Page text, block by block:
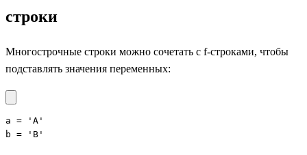
строки
Многострочные строки можно сочетать с f-строками, чтобы
подставлять значения переменных:
a = 'А'
b = 'B'